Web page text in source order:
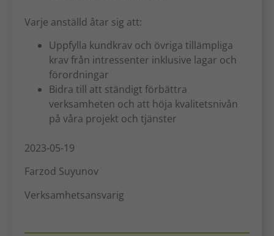
Varje anställd åtar sig att:
Uppfylla kundkrav och övriga tillämpliga
krav från intressenter inklusive lagar och
förordningar
Bidra till att ständigt förbättra
verksamheten och att höja kvalitetsnivån
på våra projekt och tjänster
2023-05-19
Farzod Suyunov
Verksamhetsansvarig